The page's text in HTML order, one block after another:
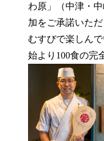
わ原」（中津・
加をご承諾いた
むすびで楽しん
始より100食の完